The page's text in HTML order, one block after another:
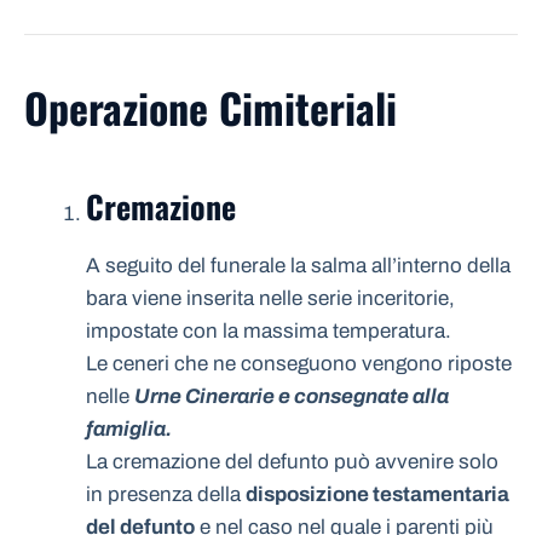
Operazione Cimiteriali
Cremazione
A seguito del funerale la salma all’interno della
bara viene inserita nelle serie inceritorie,
impostate con la massima temperatura.
Le ceneri che ne conseguono vengono riposte
nelle Urne Cinerarie e consegnate alla
famiglia.
La cremazione del defunto può avvenire solo
in presenza della disposizione testamentaria
del defunto e nel caso nel quale i parenti più